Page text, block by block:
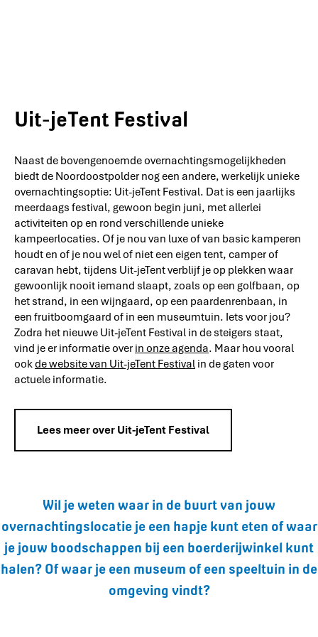
Uit-jeTent Festival
Naast de bovengenoemde overnachtingsmogelijkheden
biedt de Noordoostpolder nog een andere, werkelijk unieke
overnachtingsoptie: Uit-jeTent Festival. Dat is een jaarlijks
meerdaags festival, gewoon begin juni, met allerlei
activiteiten op en rond verschillende unieke
kampeerlocaties. Of je nou van luxe of van basic kamperen
houdt en of je nou wel of niet een eigen tent, camper of
caravan hebt, tijdens Uit-jeTent verblijf je op plekken waar
gewoonlijk nooit iemand slaapt, zoals op een golfbaan, op
het strand, in een wijngaard, op een paardenrenbaan, in
een fruitboomgaard of in een museumtuin. Iets voor jou?
Zodra het nieuwe Uit-jeTent Festival in de steigers staat,
vind je er informatie over in onze agenda. Maar hou vooral
ookde website van Uit-jeTent Festival in de gaten voor
actuele informatie.
Lees meer over Uit-jeTent Festival
Wil je weten waar in de buurt van jouw
overnachtingslocatie je een hapje kunt eten of waar
je jouw boodschappen bij een boerderijwinkel kunt
halen? Of waar je een museum of een speeltuin in de
omgeving vindt?